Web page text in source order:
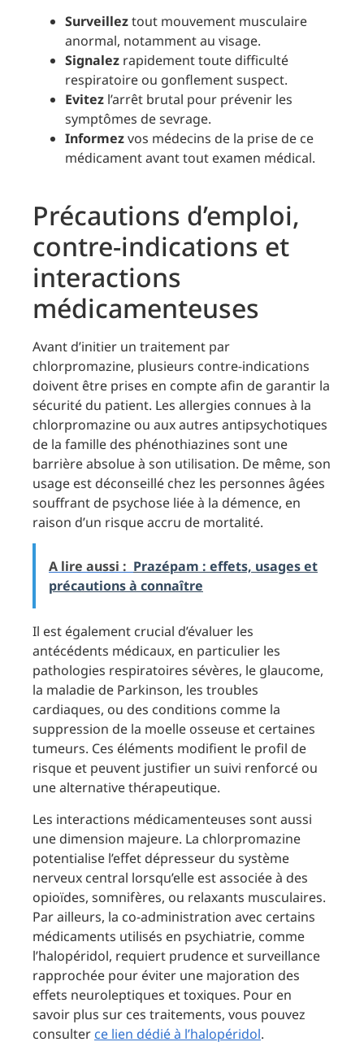
Surveilleztout mouvement musculaire
anormal, notamment au visage.
Signalez rapidement toute difficulté
respiratoire ou gonflement suspect.
Evitez l’arrêt brutal pour prévenir les
symptômes de sevrage.
Informezvos médecins de la prise de ce
médicament avant tout examen médical.
Précautions d’emploi,
contre-indications et
interactions
médicamenteuses
Avant d’initier un traitement par
chlorpromazine, plusieurs contre-indications
doivent être prises en compte afin de garantir la
sécurité du patient. Les allergies connues à la
chlorpromazine ou aux autres antipsychotiques
de la famille des phénothiazines sont une
barrière absolue à son utilisation. De même, son
usage est déconseillé chez les personnes âgées
souffrant de psychose liée à la démence, en
raison d’un risque accru de mortalité.
A lire aussi : Prazépam : effets, usages et
précautions à connaître
Il est également crucial d’évaluer les
antécédents médicaux, en particulier les
pathologies respiratoires sévères, le glaucome,
la maladie de Parkinson, les troubles
cardiaques, ou des conditions comme la
suppression de la moelle osseuse et certaines
tumeurs. Ces éléments modifient le profil de
risque et peuvent justifier un suivi renforcé ou
une alternative thérapeutique.
Les interactions médicamenteuses sont aussi
une dimension majeure. La chlorpromazine
potentialise l’effet dépresseur du système
nerveux central lorsqu’elle est associée à des
opioïdes, somnifères, ou relaxants musculaires.
Par ailleurs, la co-administration avec certains
médicaments utilisés en psychiatrie, comme
l’halopéridol, requiert prudence et surveillance
rapprochée pour éviter une majoration des
effets neuroleptiques et toxiques. Pour en
savoir plus sur ces traitements, vous pouvez
consulter ce lien dédié à l’halopéridol.